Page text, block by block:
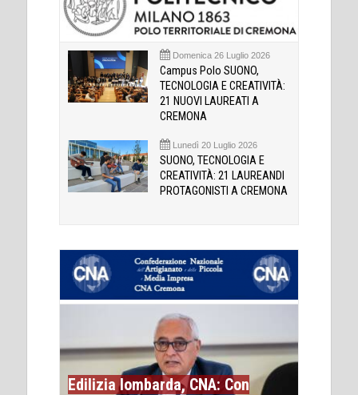
Domenica 26 Luglio 2026
Campus Polo SUONO,
TECNOLOGIA E CREATIVITÀ:
21 NUOVI LAUREATI A
CREMONA
Lunedì 20 Luglio 2026
SUONO, TECNOLOGIA E
CREATIVITÀ: 21 LAUREANDI
PROTAGONISTI A CREMONA
Edilizia lombarda, CNA: Con